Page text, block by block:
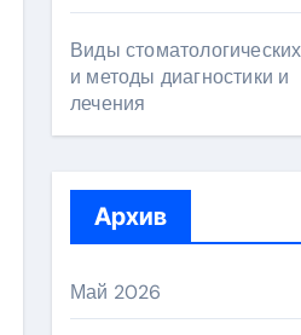
Виды
и методы диагностики и
лечения
Архив
Май 2026